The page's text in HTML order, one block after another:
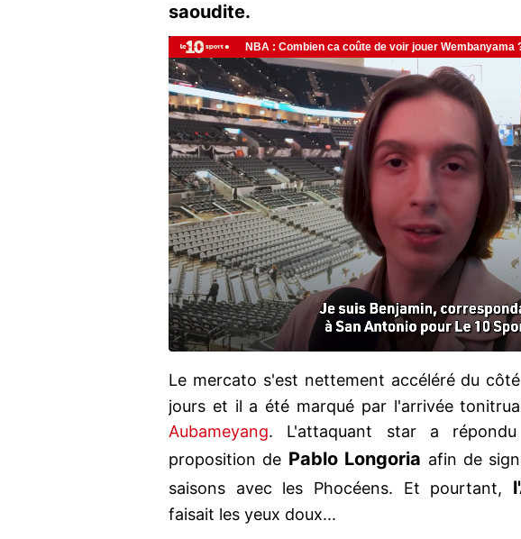
saoudite.
Le mercato s'est nettement accéléré du
jours et il a été marqué par l'arrivée
Aubameyang. L'attaquant star a
proposition de Pablo Longoria afin de
saisons avec les Phocéens. Et pourtant,
faisait les yeux doux...